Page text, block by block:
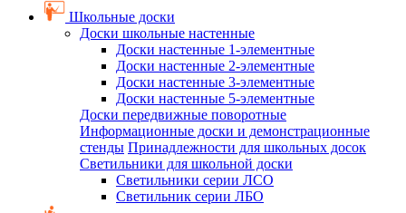
Школьные доски
Доски школьные настенные
Доски настенные 1-элементные
Доски настенные 2-элементные
Доски настенные 3-элементные
Доски настенные 5-элементные
Доски передвижные поворотные
Информационные доски и демонстрационные
стенды Принадлежности для школьных досок
Светильники для школьной доски
Светильники серии ЛСО
Светильник серии ЛБО